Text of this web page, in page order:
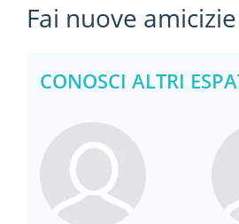
Fai nuove amicizie
CONOSCI ALTRI